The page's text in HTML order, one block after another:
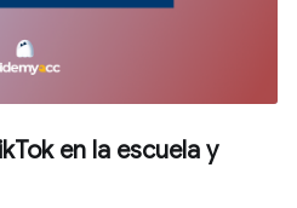
en la escuela y